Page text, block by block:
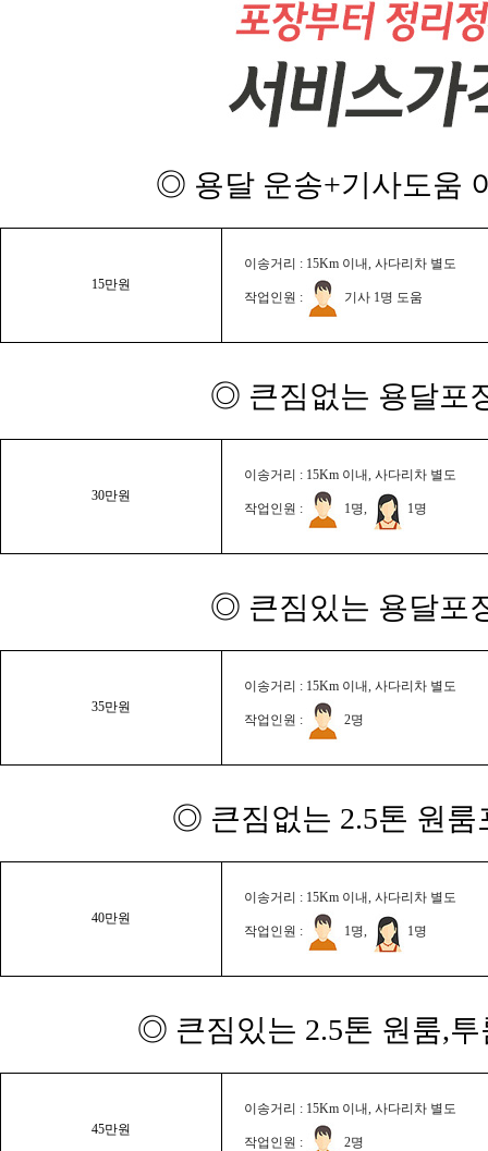
◎ 용달 운송+기사도움
15만원
이송거리 : 15Km 이내, 사다리차 별도
작업인원 : 기사 1명 도움
◎ 큰짐없는 용달포
30만원
이송거리 : 15Km 이내, 사다리차 별도
작업인원 : 1명, 1명
◎ 큰짐있는 용달포
35만원
이송거리 : 15Km 이내, 사다리차 별도
작업인원 : 2명
◎ 큰짐없는 2.5톤 원룸
40만원
이송거리 : 15Km 이내, 사다리차 별도
작업인원 : 1명, 1명
◎ 큰짐있는 2.5톤 원룸,
45만원
이송거리 : 15Km 이내, 사다리차 별도
작업인원 : 2명